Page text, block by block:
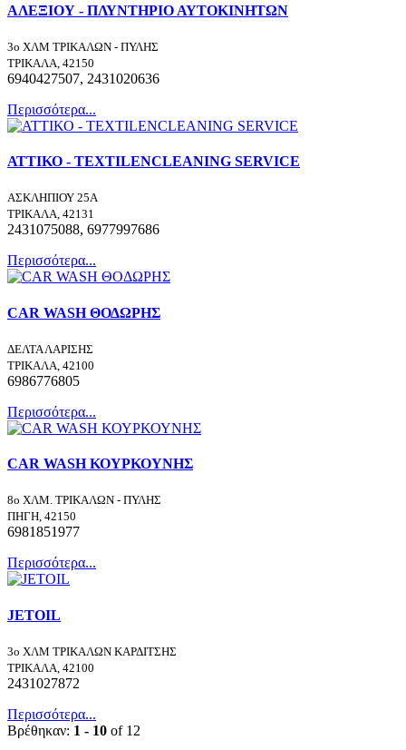
ΑΛΕΞΙΟΥ - ΠΛΥΝΤΗΡΙΟ ΑΥΤΟΚΙΝΗΤΩΝ
3ο ΧΛΜ ΤΡΙΚΑΛΩΝ - ΠΥΛΗΣ
ΤΡΙΚΑΛΑ, 42150
6940427507, 2431020636
Περισσότερα...
ΑΤΤΙΚΟ - TEXTILENCLEANING SERVICE
ΑΣΚΛΗΠΙΟΥ 25Α
ΤΡΙΚΑΛΑ, 42131
2431075088, 6977997686
Περισσότερα...
CAR WASH ΘΟΔΩΡΗΣ
ΔΕΛΤΑ ΛΑΡΙΣΗΣ
ΤΡΙΚΑΛΑ, 42100
6986776805
Περισσότερα...
CAR WASH ΚΟΥΡΚΟΥΝΗΣ
8ο ΧΛΜ. ΤΡΙΚΑΛΩΝ - ΠΥΛΗΣ
ΠΗΓΗ, 42150
6981851977
Περισσότερα...
JETOIL
3ο ΧΛΜ ΤΡΙΚΑΛΩΝ ΚΑΡΔΙΤΣΗΣ
ΤΡΙΚΑΛΑ, 42100
2431027872
Περισσότερα...
Βρέθηκαν: 1 - 10 of 12